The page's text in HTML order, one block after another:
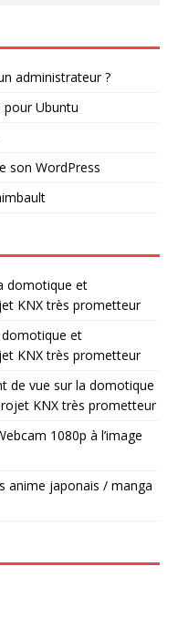
administrateur ?
pour Ubuntu
son WordPress
domotique et
KNX très prometteur
et
KNX très prometteur
de vue sur la domotique
KNX très prometteur
1080p à l’image
anime japonais / manga